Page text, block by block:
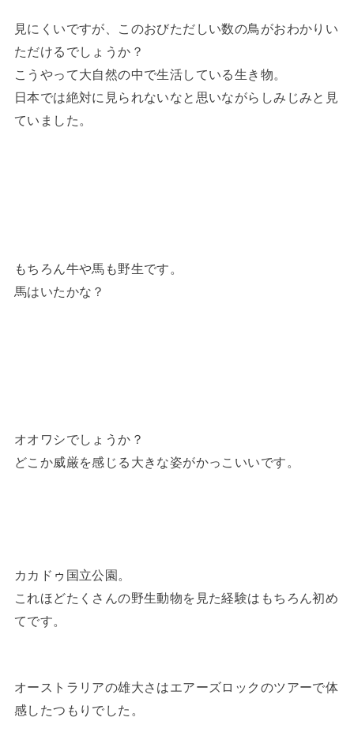
見にくいですが、このおびただしい数の鳥がおわかりい
ただけるでしょうか？
こうやって大自然の中で生活している生き物。
日本では絶対に見られないなと思いながらしみじみと見
ていました。
もちろん牛や馬も野生です。
馬はいたかな？
オオワシでしょうか？
どこか威厳を感じる大きな姿がかっこいいです。
カカドゥ国立公園。
これほどたくさんの野生動物を見た経験はもちろん初め
てです。
オーストラリアの雄大さはエアーズロックのツアーで体
感したつもりでした。